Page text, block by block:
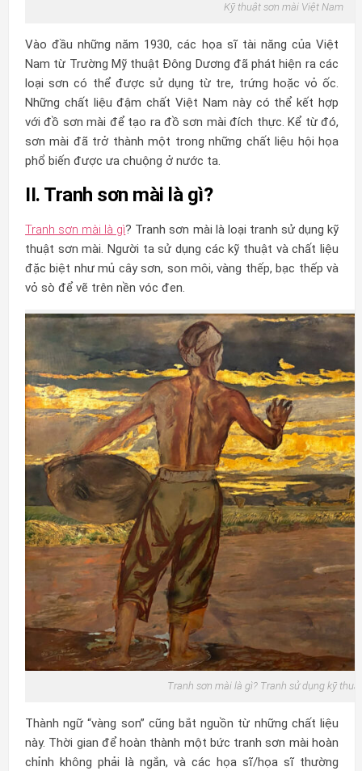
Kỹ thuật sơn mài Việt Nam
Vào đầu những năm 1930, các họa sĩ tài năng của Việt
Nam từ Trường Mỹ thuật Đông Dương đã phát hiện ra các
loại sơn có thể được sử dụng từ tre, trứng hoặc vỏ ốc.
Những chất liệu đậm chất Việt Nam này có thể kết hợp
với đồ sơn mài để tạo ra đồ sơn mài đích thực. Kể từ đó,
sơn mài đã trở thành một trong những chất liệu hội họa
phổ biến được ưa chuộng ở nước ta.
II. Tranh sơn mài là gì?
Tranh sơn mài là gì? Tranh sơn mài là loại tranh sử dụng kỹ
thuật sơn mài. Người ta sử dụng các kỹ thuật và chất liệu
đặc biệt như mủ cây sơn, son môi, vàng thếp, bạc thếp và
vỏ sò để vẽ trên nền vóc đen.
Tranh sơn mài là gì? Tranh sử dụng kỹ
Thành ngữ “vàng son” cũng bắt nguồn từ những chất liệu
này. Thời gian để hoàn thành một bức tranh sơn mài hoàn
chỉnh không phải là ngắn, và các họa sĩ/họa sĩ thường